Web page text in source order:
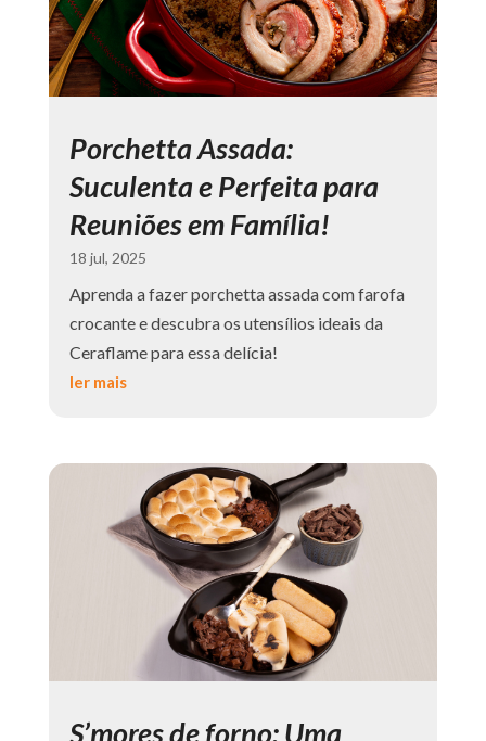
Porchetta Assada:
Suculenta e Perfeita para
Reuniões em Família!
18 jul, 2025
Aprenda a fazer porchetta assada com farofa
crocante e descubra os utensílios ideais da
Ceraflame para essa delícia!
ler mais
S’mores de forno: Uma